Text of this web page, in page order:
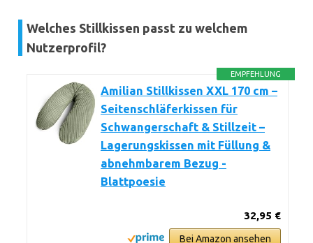
Welches Stillkissen passt zu welchem
Nutzerprofil?
EMPFEHLUNG
Amilian Stillkissen XXL 170 cm –
Seitenschläferkissen für
Schwangerschaft & Stillzeit –
Lagerungskissen mit Füllung &
abnehmbarem Bezug -
Blattpoesie
32,95 €
Bei Amazon ansehen